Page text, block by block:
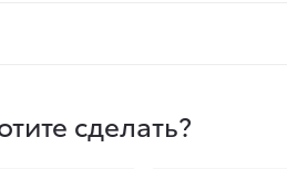
сделать?